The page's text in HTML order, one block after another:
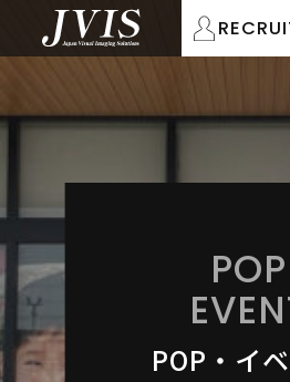
POP
POP・イ